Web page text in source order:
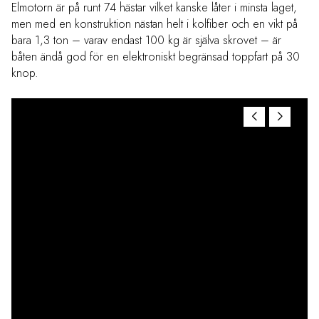
Elmotorn är på runt 74 hästar vilket kanske låter i minsta laget,
men med en konstruktion nästan helt i kolfiber och en vikt på
bara 1,3 ton – varav endast 100 kg är själva skrovet – är
båten ändå god för en elektroniskt begränsad toppfart på 30
knop.